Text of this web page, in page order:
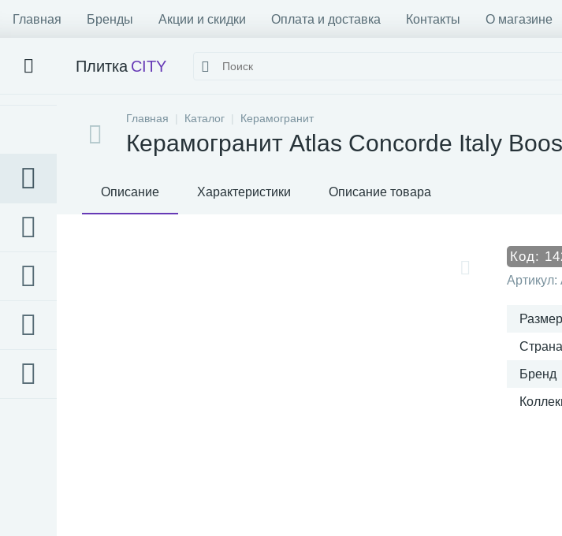
Главная Бренды Акции и скидки Оплата и доставка Контакты О магазине
Плитка CITY
Главная Каталог Керамогранит
Керамогранит Atlas Concorde Italy
Описание Характеристики Описание товара
Код:
Артикул:
Размер
Страна
Бренд